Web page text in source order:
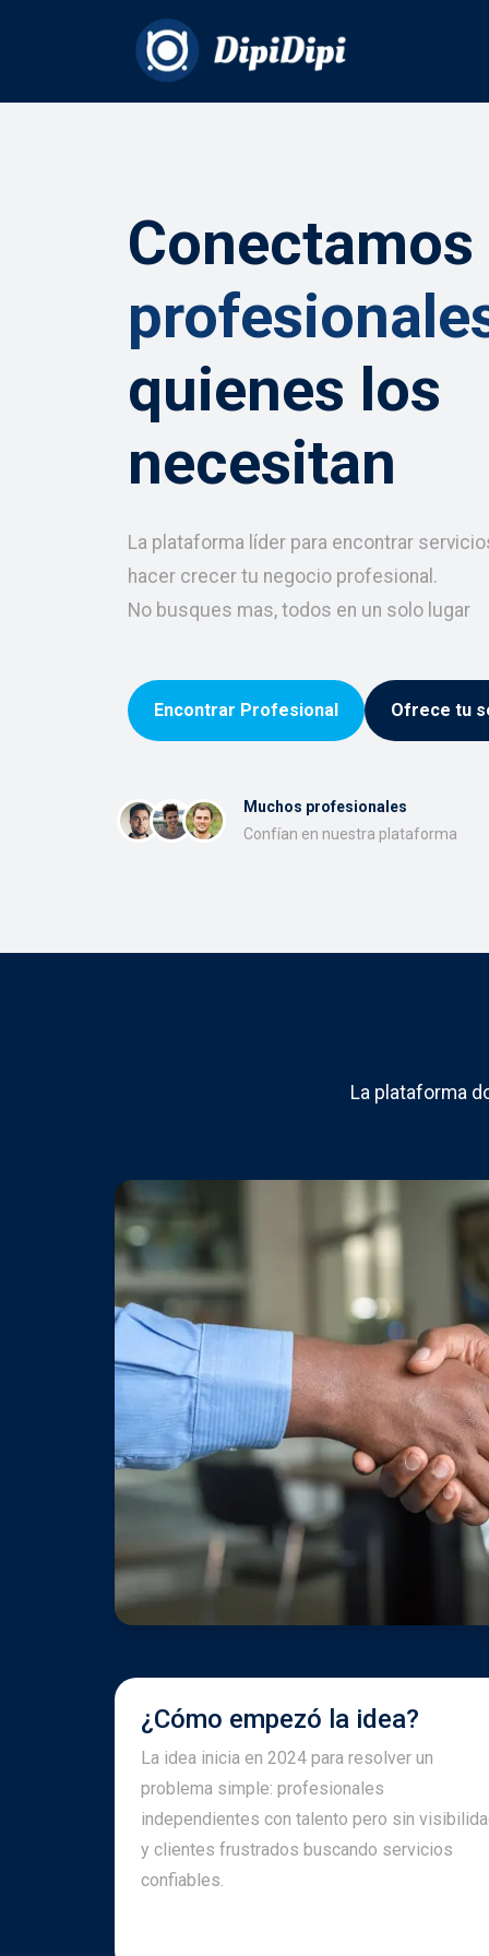
Conectamos
quienes los
necesitan
La plataforma líder para encontrar
hacer crecer tu negocio profesional.
No busques mas, todos en un solo lugar
Encontrar Profesional Ofrece tu
Muchos profesionales
Confían en nuestra plataforma
La plataforma
¿Cómo empezó la idea?
La idea inicia en 2024 para resolver un
problema simple: profesionales
independientes con talento pero sin
y clientes frustrados buscando servicios
confiables.